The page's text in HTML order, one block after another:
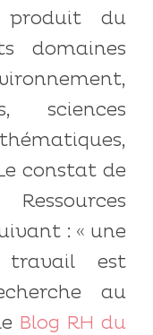
produit du
domaines
sciences
constat de
: « une
est
au
Blog RH du